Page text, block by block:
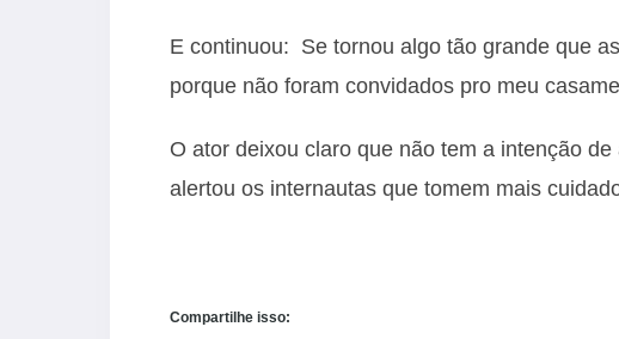
E continuou: Se tornou algo tão grande que
porque não foram convidados pro meu
O ator deixou claro que não tem a intenção
alertou os internautas que tomem mais
Compartilhe isso: